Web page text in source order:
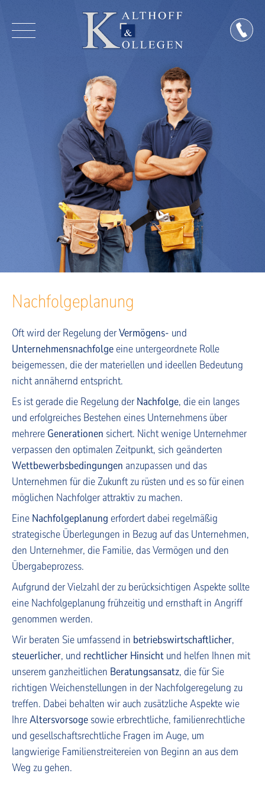
Nachfolgeplanung
Oft wird der Regelung derVermögens- und
Unternehmensnachfolgeeine untergeordnete Rolle
beigemessen, die der materiellen und ideellen Bedeutung
nicht annähernd entspricht.
Es ist gerade die Regelung der Nachfolge, die ein langes
und erfolgreiches Bestehen eines Unternehmens über
mehrere Generationen sichert. Nicht wenige Unternehmer
verpassen den optimalen Zeitpunkt, sich geänderten
Wettbewerbsbedingungen anzupassen und das
Unternehmen für die Zukunft zu rüsten und es so für einen
möglichen Nachfolger attraktiv zu machen.
Eine Nachfolgeplanung erfordert dabei regelmäßig
strategische Überlegungen in Bezug auf das Unternehmen,
den Unternehmer, die Familie, das Vermögen und den
Übergabeprozess.
Aufgrund der Vielzahl der zu berücksichtigen Aspekte sollte
eine Nachfolgeplanung frühzeitig und ernsthaft in Angriff
genommen werden.
Wir beraten Sie umfassend in betriebswirtschaftlicher,
steuerlicher, und rechtlicher Hinsicht und helfen Ihnen mit
unserem ganzheitlichen Beratungsansatz, die für Sie
richtigen Weichenstellungen in der Nachfolgeregelung zu
treffen. Dabei behalten wir auch zusätzliche Aspekte wie
IhreAltersvorsoge sowie erbrechtliche, familienrechtliche
und gesellschaftsrechtliche Fragen im Auge, um
langwierige Familienstreitereien von Beginn an aus dem
Weg zu gehen.